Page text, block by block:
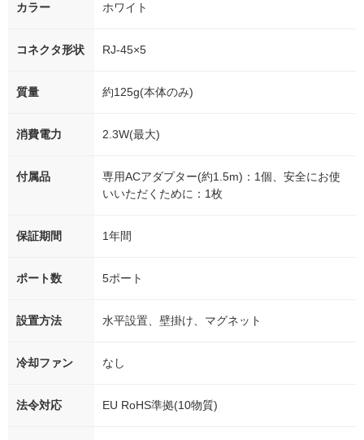
カラー ホワイト
コネクタ形状 RJ-45×5
質量 約125g(本体のみ)
消費電力 2.3W(最大)
付属品
専用ACアダプター(約1.5m)：1個、安全にお使
いいただくために：1枚
保証期間 1年間
ポート数 5ポート
設置方法 水平設置、壁掛け、マグネット
冷却ファン なし
法令対応 EU RoHS準拠(10物質)